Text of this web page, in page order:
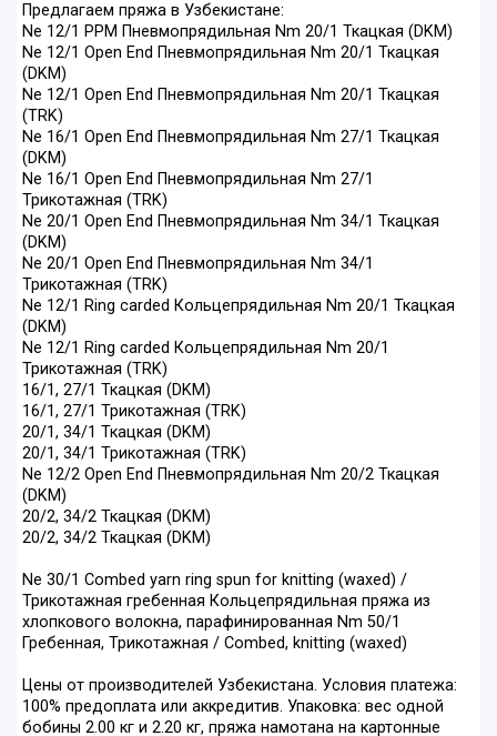
Предлагаем пряжа в Узбекистане:
Ne 12/1 PPM Пневмопрядильная Nm 20/1 Ткацкая (DKM)
Ne 12/1 Open End Пневмопрядильная Nm 20/1 Ткацкая
(DKM)
Ne 12/1 Open End Пневмопрядильная Nm 20/1 Ткацкая
(TRK)
Ne 16/1 Open End Пневмопрядильная Nm 27/1 Ткацкая
(DKM)
Ne 16/1 Open End Пневмопрядильная Nm 27/1
Трикотажная (TRK)
Ne 20/1 Open End Пневмопрядильная Nm 34/1 Ткацкая
(DKM)
Ne 20/1 Open End Пневмопрядильная Nm 34/1
Трикотажная (TRK)
Ne 12/1 Ring carded Кольцепрядильная Nm 20/1 Ткацкая
(DKM)
Ne 12/1 Ring carded Кольцепрядильная Nm 20/1
Трикотажная (TRK)
16/1, 27/1 Ткацкая (DKM)
16/1, 27/1 Трикотажная (TRK)
20/1, 34/1 Ткацкая (DKM)
20/1, 34/1 Трикотажная (TRK)
Ne 12/2 Open End Пневмопрядильная Nm 20/2 Ткацкая
(DKM)
20/2, 34/2 Ткацкая (DKM)
20/2, 34/2 Ткацкая (DKM)
Ne 30/1 Combed yarn ring spun for knitting (waxed) /
Трикотажная гребенная Кольцепрядильная пряжа из
хлопкового волокна, парафинированная Nm 50/1
Гребенная, Трикотажная / Combed, knitting (waxed)
Цены от производителей Узбекистана. Условия платежа:
100% предоплата или аккредитив. Упаковка: вес одной
бобины 2.00 кг и 2.20 кг, пряжа намотана на картонные